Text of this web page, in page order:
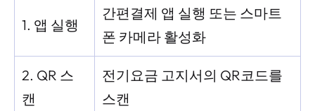
1. 앱 실행
간편결제 앱 실행 또는 스마트
폰 카메라 활성화
2. QR 스
캔
전기요금 고지서의 QR코드를
스캔